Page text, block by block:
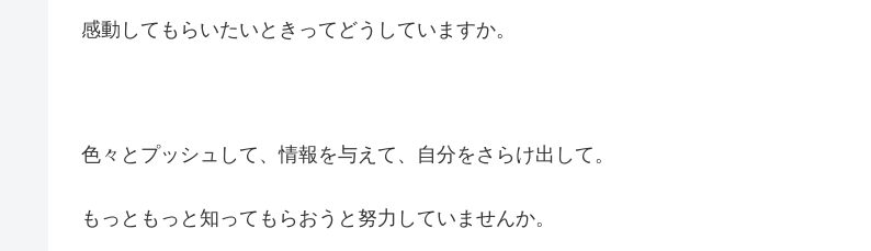
感動してもらいたいときってどうしていますか。
色々とプッシュして、情報を与えて、自分をさらけ出して。
もっともっと知ってもらおうと努力していませんか。